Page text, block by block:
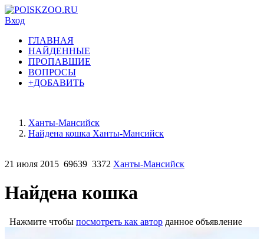
Вход
ГЛАВНАЯ
НАЙДЕННЫЕ
ПРОПАВШИЕ
ВОПРОСЫ
+ДОБАВИТЬ
Ханты-Мансийск
Найдена кошка Ханты-Мансийск
21 июля 2015 69639 3372 Ханты-Мансийск
Найдена кошка
Нажмите чтобы посмотреть как автор данное объявление